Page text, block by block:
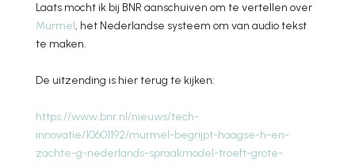
Laats mocht ik bij BNR aanschuiven om te vertellen over
Murmel, het Nederlandse systeem om van audio tekst
te maken.
De uitzending is hier terug te kijken:
https://www.bnr.nl/nieuws/tech-
innovatie/10601192/murmel-begrijpt-haagse-h-en-
zachte-g-nederlands-spraakmodel-troeft-grote-